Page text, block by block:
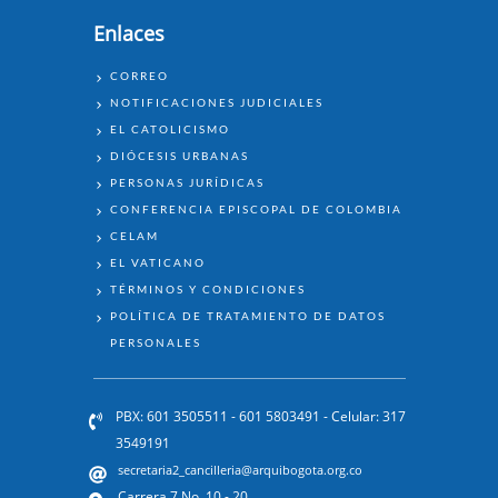
Enlaces
ENLACES
CORREO
NOTIFICACIONES JUDICIALES
EL CATOLICISMO
DIÓCESIS URBANAS
PERSONAS JURÍDICAS
CONFERENCIA EPISCOPAL DE COLOMBIA
CELAM
EL VATICANO
TÉRMINOS Y CONDICIONES
POLÍTICA DE TRATAMIENTO DE DATOS
PERSONALES
PBX: 601 3505511 - 601 5803491 - Celular: 317
3549191
secretaria2_cancilleria@arquibogota.org.co